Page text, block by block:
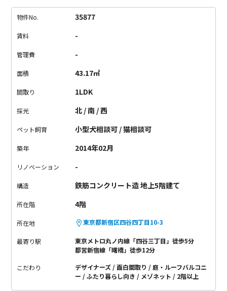
イプの3種類。
ワンルームは、一人暮らしには十分の広さがあり
いかもしれません。 バルコニーがないので、洗濯物は、室内干
しになります。
ちょっと広めのワンルームは、可動式間仕切り
なってます。
ゆったりとした一人暮らしが楽しめそう。
イプのお部屋も、収納少なめ、バルコニーはありません。
どでかバルコニーがあるのも特徴的。
ーは色々な使い方ができそう。ペットを遊ばせるのもよし。自
で、新宿御苑の緑を眺めながらペットとのお散歩なども楽しめ
物件No. 35877
賃料 -
管理費 -
面積 43.17㎡
間取り 1LDK
採光 北 / 南 / 西
ペット飼育 小型犬相談可 / 猫相談可
築年 2014年02月
リノベーション -
構造 鉄筋コンクリート造 地上5階建て
所在階 4階
所在地 東京都新宿区四谷四丁目10-3
最寄り駅
東京メトロ丸ノ内線「四谷三丁目」徒歩5分
都営新宿線「曙橋」徒歩12分
こだわり デザイナーズ 面白間取り
庭・ルーフバルコニ
ー
ふたり暮らし向き メゾネット 2階以上